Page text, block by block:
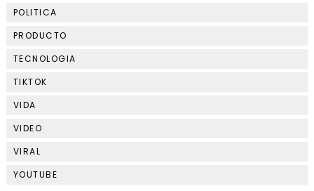
POLITICA
PRODUCTO
TECNOLOGIA
TIKTOK
VIDA
VIDEO
VIRAL
YOUTUBE